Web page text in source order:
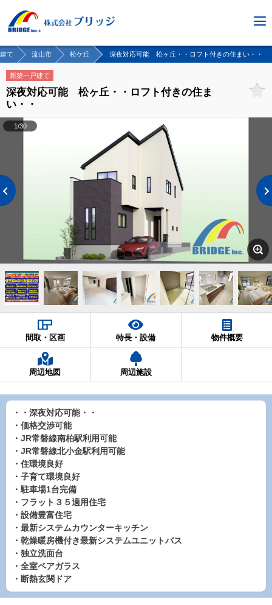
て 流山市 松ケ丘 深夜対応可能 松ヶ丘・・ロフト付きの住まい・・
新築一戸建て
深夜対応可能 松ヶ丘・・ロフト付きの住ま
い・・
1/30
間取・区画 特長・設備 物件概要
周辺地図 周辺施設
・・深夜対応可能・・
・価格交渉可能
・JR常磐線南柏駅利用可能
・JR常磐線北小金駅利用可能
・住環境良好
・子育て環境良好
・駐車場1台完備
・フラット３５適用住宅
・設備豊富住宅
・最新システムカウンターキッチン
・乾燥暖房機付き最新システムユニットバス
・独立洗面台
・全室ペアガラス
・断熱玄関ドア